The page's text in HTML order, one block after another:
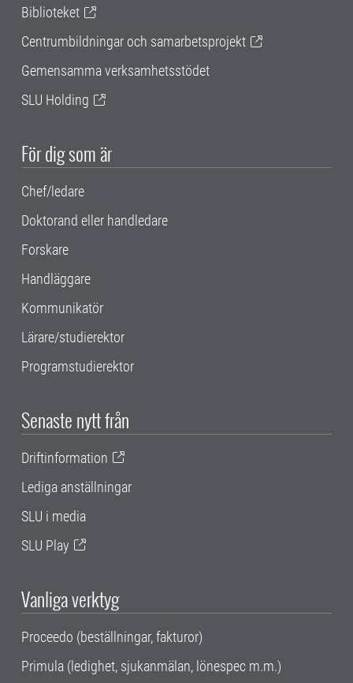
Biblioteket
Centrumbildningar och samarbetsprojekt
Gemensamma verksamhetsstödet
SLU Holding
För dig som är
Chef/ledare
Doktorand eller handledare
Forskare
Handläggare
Kommunikatör
Lärare/studierektor
Programstudierektor
Senaste nytt från
Driftinformation
Lediga anställningar
SLU i media
SLU Play
Vanliga verktyg
Proceedo (beställningar, fakturor)
Primula (ledighet, sjukanmälan, lönespec m.m.)